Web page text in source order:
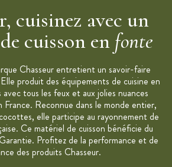
cuisinez avec un
cuisson en fonte
Chasseur entretient un savoir-faire
produit des équipements de cuisine en
tous les feux et aux jolies nuances
France. Reconnue dans le monde entier,
elle participe au rayonnement de
Ce matériel de cuisson bénéficie du
Profitez de la performance et de
des produits Chasseur.